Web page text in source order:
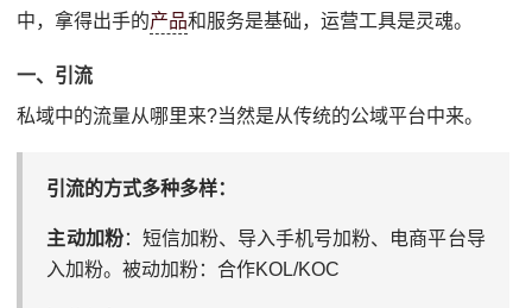
中，拿得出手的产品和服务是基础，运营工具是灵魂。
一、引流
私域中的流量从哪里来?当然是从传统的公域平台中来。
引流的方式多种多样：
主动加粉：短信加粉、导入手机号加粉、电商平台导
入加粉。被动加粉：合作KOL/KOC